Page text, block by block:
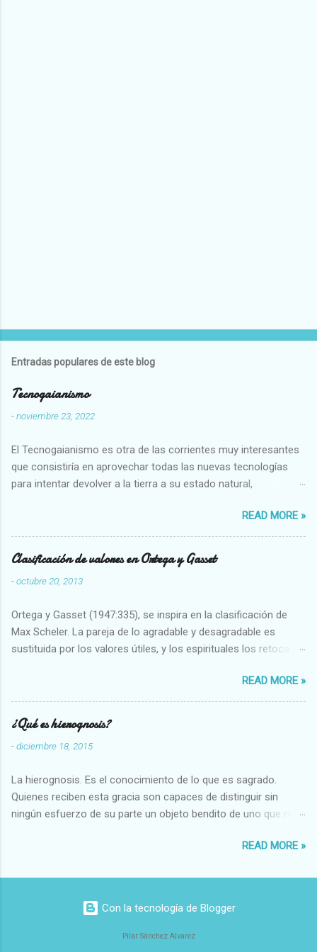
Entradas populares de este blog
Tecnogaianismo
-noviembre 23, 2022
El Tecnogaianismo es otra de las corrientes muy interesantes
que consistiría en aprovechar todas las nuevas tecnologías
para intentar devolver a la tierra a su estado natural,
READ MORE »
Clasificación de valores en Ortega y Gasset
-octubre 20, 2013
Ortega y Gasset (1947:335), se inspira en la clasificación de
Max Scheler. La pareja de lo agradable y desagradable es
sustituida por los valores útiles, y los espirituales los retoca.
Abundante-Escaso,etc 2 VITALES Sano-Enfermo Selecto-
Vulgar Enérgico-Inerte Fuerte-Débil,etc. 3 ESPIRITUALES a)
Intelectuales Conocimiento-Error Exacto-Aproximado
Evidente-Probable,etc b) Morales Bueno-malo Bondadoso-
malvado Justo-Injusto Escrupuloso-Relajado Leal-Desleal,etc.
Armonioso-Inarmonioso 4 RELIGIOSOS Santo-Pr...
READ MORE »
¿Qué es hierognosis?
-diciembre 18, 2015
La hierognosis. Es el conocimiento de lo que es sagrado.
Quienes reciben esta gracia son capaces de distinguir sin
ningún esfuerzo de su parte un objeto bendito de uno que no
READ MORE »
Con la tecnología de Blogger
Pilar Sánchez Alvarez